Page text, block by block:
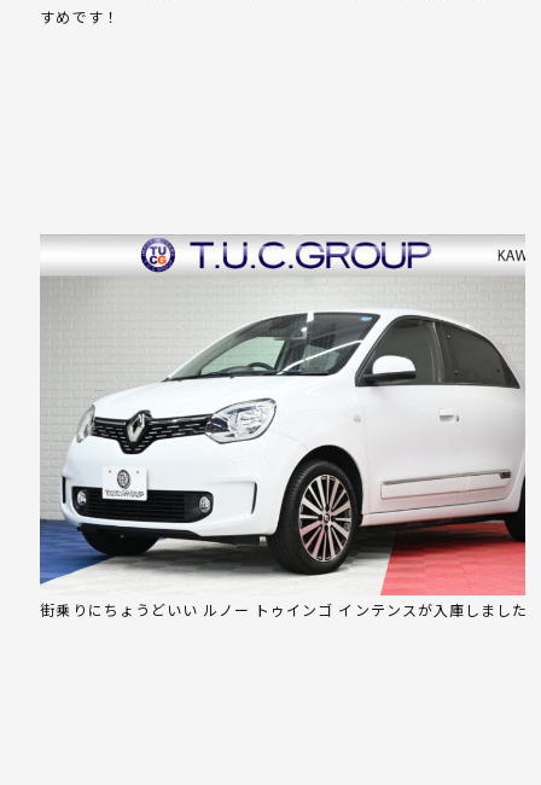
すめです！
街乗りにちょうどいい ルノー トゥインゴ インテンスが入庫しました